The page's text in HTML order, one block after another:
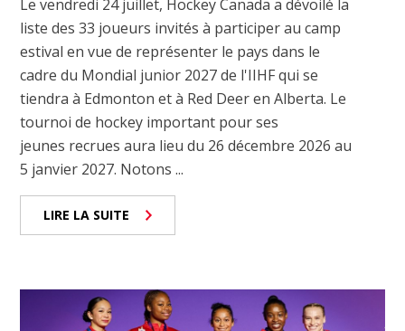
Le vendredi 24 juillet, Hockey Canada a dévoilé la
liste des 33 joueurs invités à participer au camp
estival en vue de représenter le pays dans le
cadre du Mondial junior 2027 de l'IIHF qui se
tiendra à Edmonton et à Red Deer en Alberta. Le
tournoi de hockey important pour ses
jeunes recrues aura lieu du 26 décembre 2026 au
5 janvier 2027. Notons ...
LIRE LA SUITE